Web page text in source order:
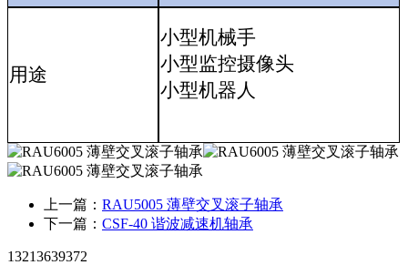
用途
小型机械手
小型监控摄像头
小型机器人
上一篇： RAU5005 薄壁交叉滚子轴承
下一篇： CSF-40 谐波减速机轴承
13213639372